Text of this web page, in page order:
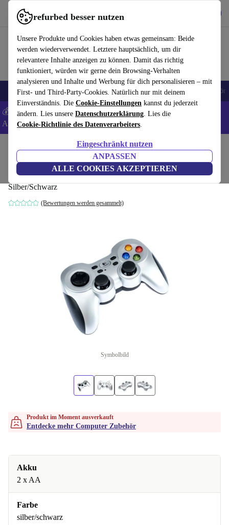
refurbed besser nutzen
Unsere Produkte und Cookies haben etwas gemeinsam: Beide
werden wiederverwendet. Letztere hauptsächlich, um dir
relevantere Inhalte anzeigen zu können. Damit das richtig
funktioniert, würden wir gerne dein Browsing-Verhalten
analysieren und Inhalte und Werbung für dich personalisieren – mit
First- und Third-Party-Cookies. Natürlich nur mit deinem
Einverständnis. Die Cookie-Einstellungen kannst du jederzeit
ändern. Lies unsere Datenschutzerklärung. Lies die
Cookie-Richtlinie des Datenverarbeiters.
Eingeschränkt nutzen
ANPASSEN
ALLE COOKIES AKZEPTIEREN
refurbed schnell und einfach nutzen
🎒 Back to school Handys Laptops Tablets Smartwatches Zubehör
💰 Extra -5% auf Samsung- und Google-Smartphones - Code:
ANDROID5 -AGB
Zubehör Computer Zubehör
Logitech F710 Wireless Gamepad
Silber/Schwarz
(Bewertungen werden gesammelt)
Symbolbild
Produkt im Moment ausverkauft
Entdecke mehr Computer Zubehör
Akku
2 x AA
Farbe
silber/schwarz